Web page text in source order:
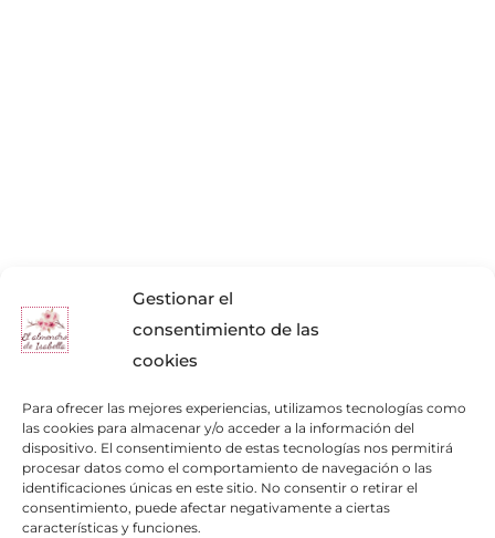
Gestionar el
consentimiento de las
cookies
Para ofrecer las mejores experiencias, utilizamos tecnologías como
las cookies para almacenar y/o acceder a la información del
dispositivo. El consentimiento de estas tecnologías nos permitirá
procesar datos como el comportamiento de navegación o las
identificaciones únicas en este sitio. No consentir o retirar el
consentimiento, puede afectar negativamente a ciertas
características y funciones.Enlaces de interés